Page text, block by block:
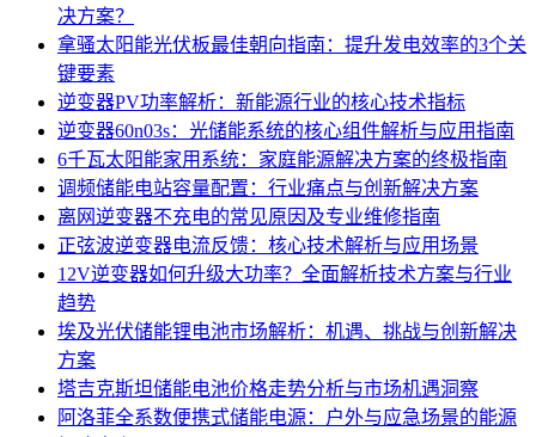
决方案？
拿骚太阳能光伏板最佳朝向指南：提升发电效率的3个关
键要素
逆变器PV功率解析：新能源行业的核心技术指标
逆变器60n03s：光储能系统的核心组件解析与应用指南
6千瓦太阳能家用系统：家庭能源解决方案的终极指南
调频储能电站容量配置：行业痛点与创新解决方案
离网逆变器不充电的常见原因及专业维修指南
正弦波逆变器电流反馈：核心技术解析与应用场景
12V逆变器如何升级大功率？全面解析技术方案与行业
趋势
埃及光伏储能锂电池市场解析：机遇、挑战与创新解决
方案
塔吉克斯坦储能电池价格走势分析与市场机遇洞察
阿洛菲全系数便携式储能电源：户外与应急场景的能源